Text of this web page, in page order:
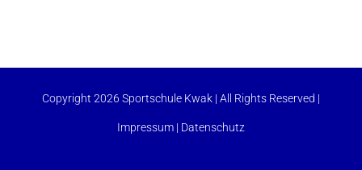
Copyright 2026 Sportschule Kwak | All Rights Reserved |
Impressum | Datenschutz